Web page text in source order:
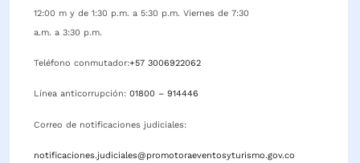
12:00 m y de 1:30 p.m. a 5:30 p.m. Viernes de 7:30
a.m. a 3:30 p.m.
Teléfono conmutador:+57 3006922062
Línea anticorrupción: 01800 – 914446
Correo de notificaciones judiciales:
notificaciones.judiciales@promotoraeventosyturismo.gov.co